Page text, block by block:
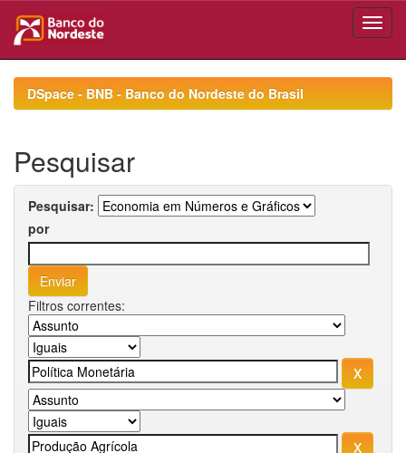
navigationDSpace - BNB - Banco do Nordeste do Brasil
Pesquisar
Pesquisar:
por
Filtros correntes: